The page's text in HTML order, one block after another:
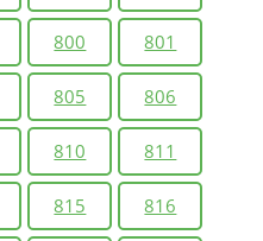
800 801
805 806
810 811
815 816